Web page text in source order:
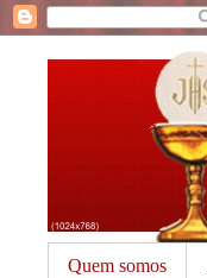
Quem somos